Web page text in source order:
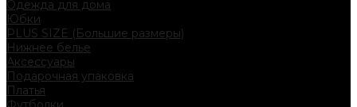
Одежда для дома
Юбки
PLUS SIZE (Большие размеры)
Нижнее белье
Аксессуары
Подарочная упаковка
Платья